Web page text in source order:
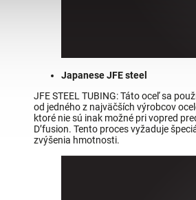
Japanese JFE steel
JFE STEEL TUBING: Táto oceľ sa
od jedného z najväčších výrobcov
ktoré nie sú inak možné pri vopred
D’fusion. Tento proces vyžaduje
zvýšenia hmotnosti.